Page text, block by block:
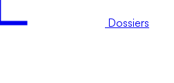
Dossiers